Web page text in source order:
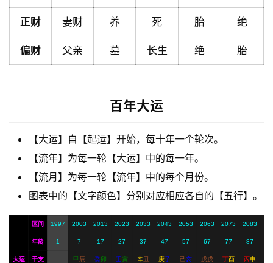
命
理
A
务
登录 注册
正财 妻财 养 死 胎 绝
偏财 父亲 墓 长生 绝 胎
百年大运
【大运】自【起运】开始，每十年一个轮次。
【流年】为每一轮【大运】中的每一年。
【流月】为每一轮【流年】中的每个月份。
图表中的【文字颜色】分别对应相应各自的【五行】。
大运
区间 1997 2003 2013 2023 2033 2043 2053 2063 2073 2083
年龄 1 7 17 27 37 47 57 67 77 87
干支 甲 辰 癸卯 壬寅 辛丑 庚子 己亥 戊戌 丁酉 丙申